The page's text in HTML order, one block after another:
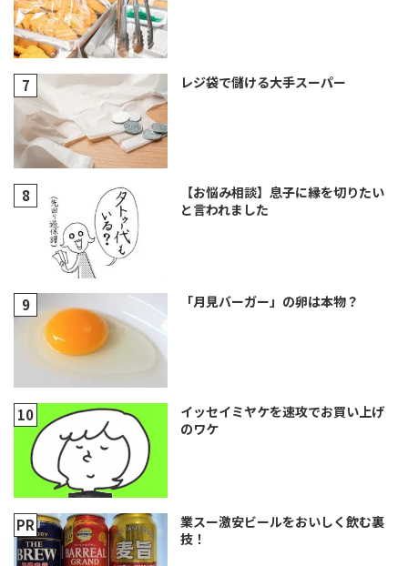
レジ袋で儲ける大手スーパー
【お悩み相談】息子に縁を切りたい
と言われました
「月見バーガー」の卵は本物？
イッセイミヤケを速攻でお買い上げ
のワケ
業スー激安ビールをおいしく飲む裏
技！